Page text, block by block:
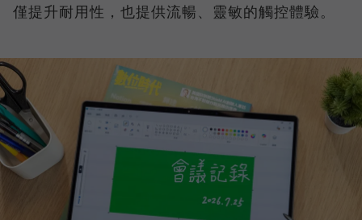
僅提升耐用性，也提供流暢、靈敏的觸控體驗。